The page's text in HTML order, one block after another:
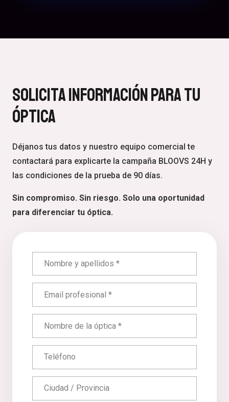
Solicita Información Para Tu
Óptica
Déjanos tus datos y nuestro equipo comercial te
contactará para explicarte la campaña BLOOVS 24H y
las condiciones de la prueba de 90 días.
Sin compromiso. Sin riesgo. Solo una oportunidad
para diferenciar tu óptica.